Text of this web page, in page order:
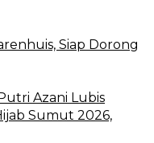
Siap Dorong
Azani Lubis
Sumut 2026,